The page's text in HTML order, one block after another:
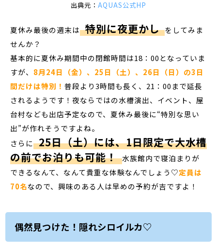
出典元： AQUAS公式HP
夏休み最後の週末は 特別に夜更かし をしてみま
せんか？
基本的に夏休み期間中の閉館時間は18：00となっていま
すが、 8月24日（金）、25日（土）、26日（日）の3日
間だけは特別！普段より3時間も長く、21：00まで延長
されるようです！夜ならではの水槽演出、イベント、屋
台村なども出店予定なので、夏休み最後に“特別な思い
出”が作れそうですよね。
さらに 25日（土）には、1日限定で大水槽
の前でお泊りも可能！ 水族館内で寝泊まりが
できるなんて、なんて貴重な体験なんでしょう♡定員は
70名なので、興味のある人は早めの予約が吉ですよ！
偶然見つけた！隠れシロイルカ♡